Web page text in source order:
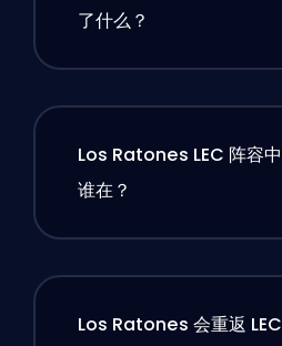
了什么？
Los Ratones LEC 阵容中
谁在？
Los Ratones 会重返 LEC